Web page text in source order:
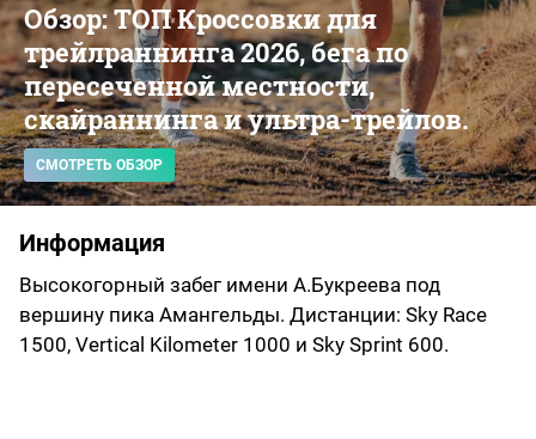
Обзор: ТОП Кроссовки для
трейлраннинга 2026, бега по
пересеченной местности,
скайраннинга и ультра-трейлов.
СМОТРЕТЬ ОБЗОР
Информация
Высокогорный забег имени А.Букреева под
вершину пика Амангельды. Дистанции: Sky Race
1500, Vertical Kilometer 1000 и Sky Sprint 600.